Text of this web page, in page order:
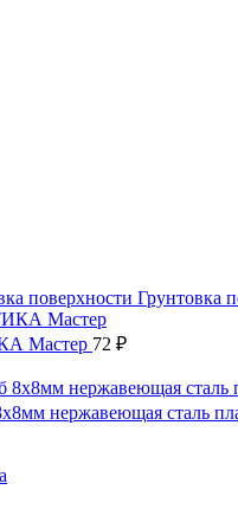
поверхности Грунтовка
Мастер 72 ₽
нержавеющая сталь